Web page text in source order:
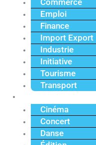
Commerce
Emploi
Finance
Import Export
Industrie
Initiative
Tourisme
Transport
Cinéma
Concert
Danse